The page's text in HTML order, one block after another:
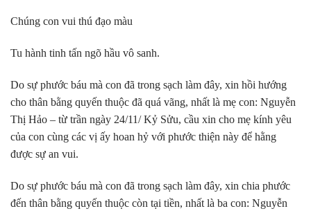
Chúng con vui thú đạo màu
Tu hành tinh tấn ngõ hầu vô sanh.
Do sự phước báu mà con đã trong sạch làm đây, xin hồi hướng
cho thân bằng quyến thuộc đã quá vãng, nhất là mẹ con: Nguyễn
Thị Hảo – từ trần ngày 24/11/ Kỷ Sửu, cầu xin cho mẹ kính yêu
của con cùng các vị ấy hoan hỷ với phước thiện này để hằng
được sự an vui.
Do sự phước báu mà con đã trong sạch làm đây, xin chia phước
đến thân bằng quyến thuộc còn tại tiền, nhất là ba con: Nguyễn